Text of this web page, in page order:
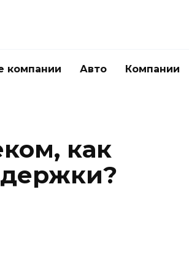
компании Авто Компании
как